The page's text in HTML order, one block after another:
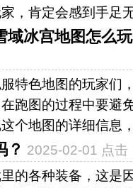
，肯定会感到手足
域冰宫地图怎么
特色地图的玩家们
跑图的过程中要避
个地图的详细信息
？ 2025-02-01 点击
的各种装备，这是